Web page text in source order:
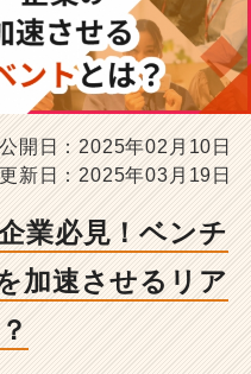
公開日：2025年02月10日
更新日：2025年03月19日
業必見！ベンチ
加速させるリア